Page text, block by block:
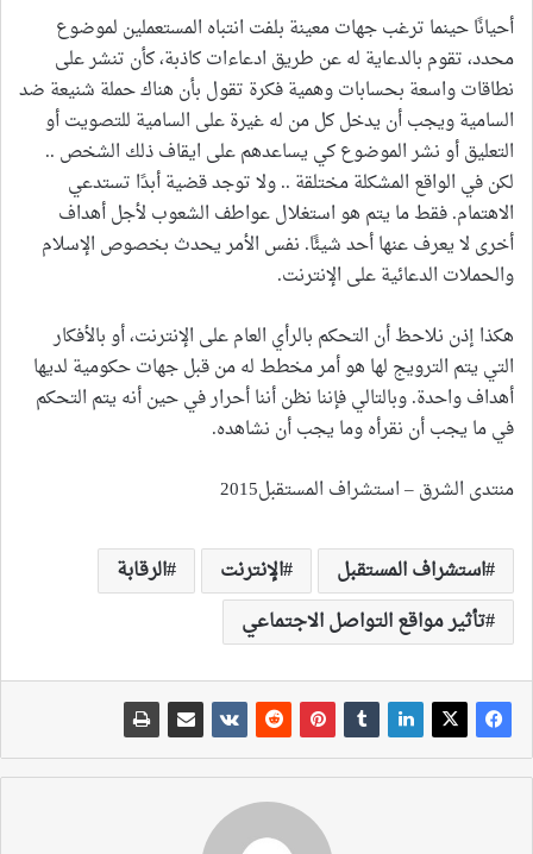
أحيانًا حينما ترغب جهات معينة بلفت انتباه المستعملين لموضوع
محدد، تقوم بالدعاية له عن طريق ادعاءات كاذبة، كأن تنشر على
نطاقات واسعة بحسابات وهمية فكرة تقول بأن هناك حملة شنيعة ضد
السامية ويجب أن يدخل كل من له غيرة على السامية للتصويت أو
التعليق أو نشر الموضوع كي يساعدهم على ايقاف ذلك الشخص ..
لكن في الواقع المشكلة مختلقة .. ولا توجد قضية أبدًا تستدعي
الاهتمام. فقط ما يتم هو استغلال عواطف الشعوب لأجل أهداف
أخرى لا يعرف عنها أحد شيئًا. نفس الأمر يحدث بخصوص الإسلام
والحملات الدعائية على الإنترنت.
هكذا إذن نلاحظ أن التحكم بالرأي العام على الإنترنت، أو بالأفكار
التي يتم الترويج لها هو أمر مخطط له من قبل جهات حكومية لديها
أهداف واحدة. وبالتالي فإننا نظن أننا أحرار في حين أنه يتم التحكم
في ما يجب أن نقرأه وما يجب أن نشاهده.
منتدى الشرق – استشراف المستقبل2015
استشراف المستقبل الإنترنت
الرقابة
تأثير مواقع التواصل الاجتماعي